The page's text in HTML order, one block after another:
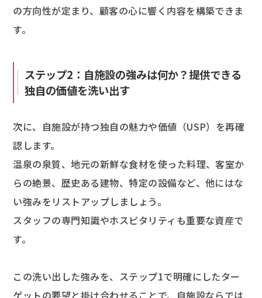
の方向性が定まり、顧客の心に響く内容を構築できま
す。
ステップ2：自施設の強みは何か？提供できる
独自の価値を洗い出す
次に、自施設が持つ独自の魅力や価値（USP）を再確
認します。
温泉の泉質、地元の新鮮な食材を使った料理、客室か
らの絶景、歴史ある建物、特定の設備など、他にはな
い強みをリストアップしましょう。
スタッフの専門知識やホスピタリティも重要な資産で
す。
この洗い出した強みを、ステップ1で明確にしたター